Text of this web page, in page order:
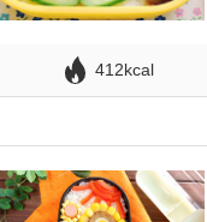
412kcal